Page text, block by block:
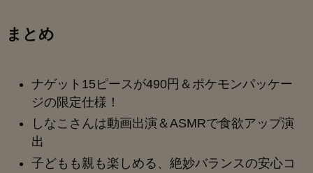
まとめ
ナゲット15ピースが490円＆ポケモンパッケー
ジの限定仕様！
しなこさんは動画出演＆ASMRで食欲アップ演
出
子どもも親も楽しめる、絶妙バランスの安心コ